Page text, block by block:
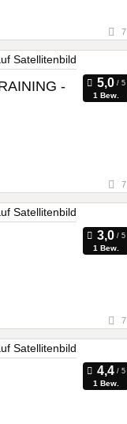
7
-
1 Bew.
7
1 Bew.
7
1 Bew.